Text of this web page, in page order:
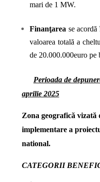
mari de 1 MW.
Finanţarea se
valoarea totală a
de 20.000.000euro pe
Perioada de
aprilie 2025
Zona geografică vizată
implementare a
national.
CATEGORII